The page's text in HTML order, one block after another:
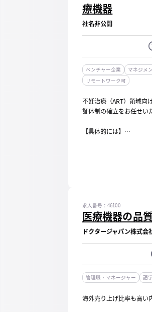
療機器
社名非公開
ベンチャー企業 マネジメ
リモートワーク可
不妊治療（ART）領域向
証体制の確立をお任せい
【具体的には】
・ISO 13485に準拠した
・各種手順書・記録類の
医療機器の品
求人番号：46100
ドクタージャパン株式会
管理職・マネージャー 語
海外売り上げ比率も高い